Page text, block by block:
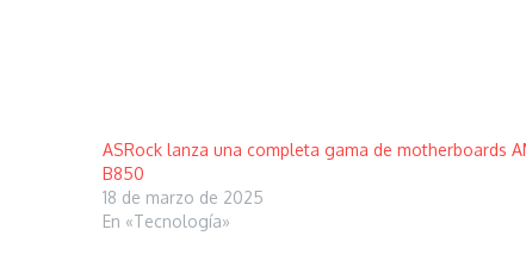
ASRock lanza una completa gama de motherboards
B850
18 de marzo de 2025
En «Tecnología»